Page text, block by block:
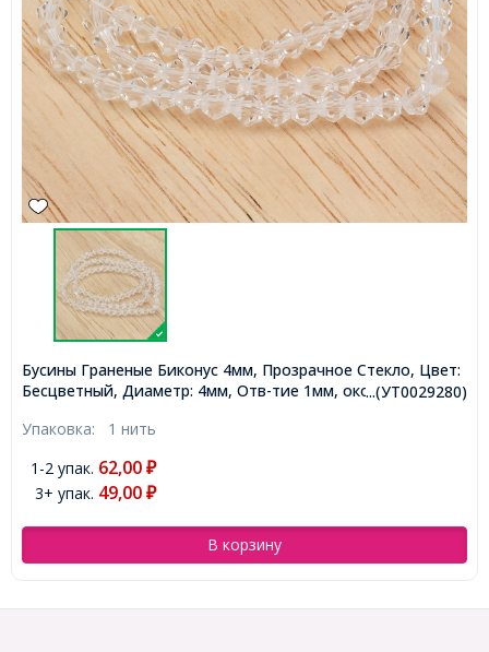
...(УТ0029280)
Бусины Граненые Биконус 4мм, Прозрачное Стекло, Цвет:
Бесцветный, Диаметр: 4мм, Отв-тие 1мм, около
Упаковка: 1 нить
1-2 упак. 62,00 ₽
3+ упак. 49,00 ₽
В корзину